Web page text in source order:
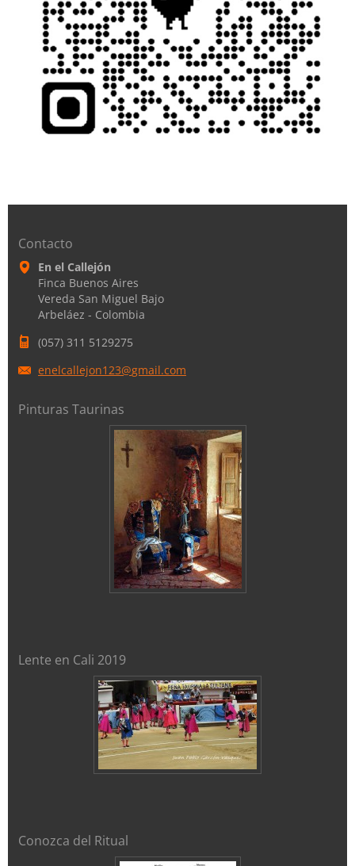
Contacto
En el Callejón
Finca Buenos Aires
Vereda San Miguel Bajo
Arbeláez - Colombia
(057) 311 5129275
enelcallejon123@gmail.com
Pinturas Taurinas
Lente en Cali 2019
Conozca del Ritual